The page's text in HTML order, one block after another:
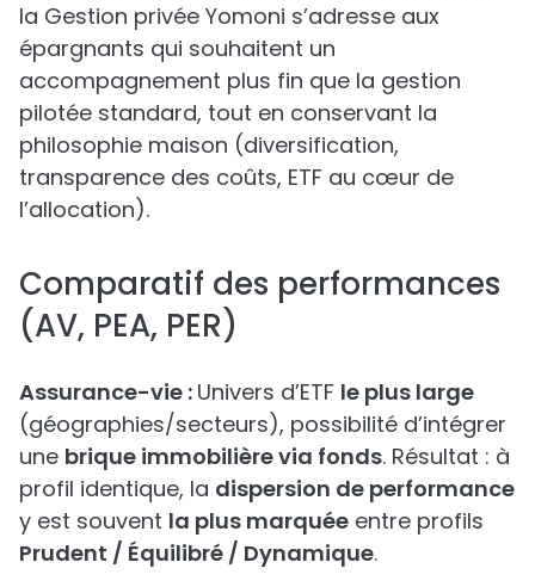
la Gestion privée Yomoni s’adresse aux
épargnants qui souhaitent un
accompagnement plus fin que la gestion
pilotée standard, tout en conservant la
philosophie maison (diversification,
transparence des coûts, ETF au cœur de
l’allocation).
Comparatif des performances
(AV, PEA, PER)
Assurance-vie : Univers d’ETF le plus large
(géographies/secteurs), possibilité d’intégrer
une brique immobilière via fonds. Résultat : à
profil identique, la dispersion de performance
y est souvent la plus marquée entre profils
Prudent / Équilibré / Dynamique.